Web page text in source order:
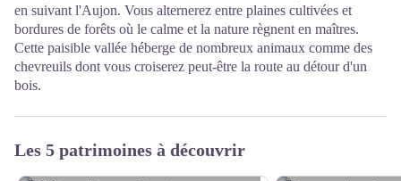
en suivant l'Aujon. Vous alternerez entre plaines cultivées et
bordures de forêts où le calme et la nature règnent en maîtres.
Cette paisible vallée héberge de nombreux animaux comme des
chevreuils dont vous croiserez peut-être la route au détour d'un
bois.
Les 5 patrimoines à découvrir